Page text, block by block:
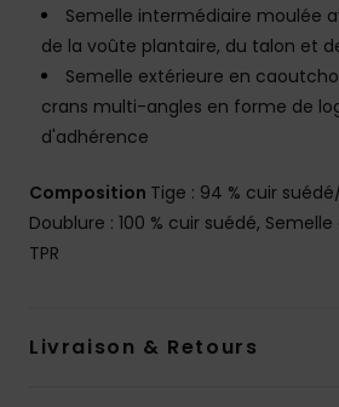
Semelle intermédiaire moulée
de la voûte plantaire, du talon et
Semelle extérieure en
crans multi-angles en forme de
d'adhérence
Composition Tige : 94 % cuir
Doublure : 100 % cuir suédé, Semelle
TPR
Livraison & Retours